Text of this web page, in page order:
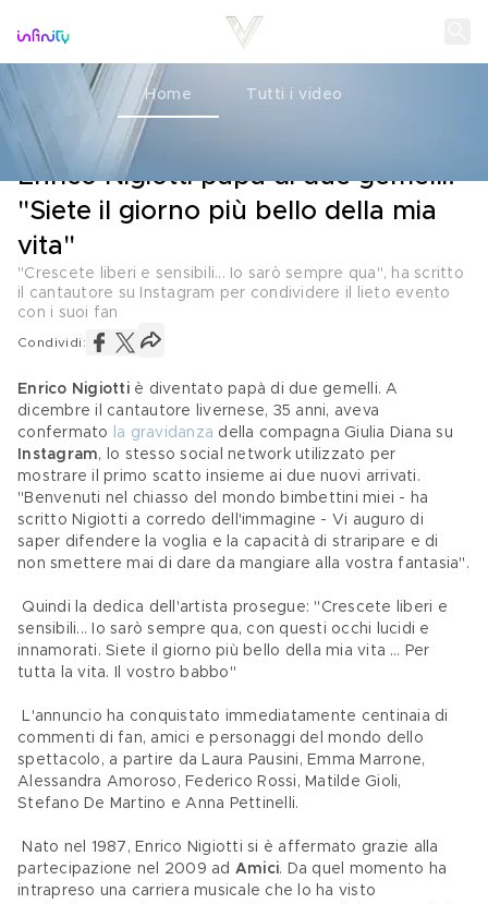
Home Tutti i video
L'ANNUNCIO
Enrico Nigiotti papà di due gemelli:
"Siete il giorno più bello della mia
vita"
"Crescete liberi e sensibili... Io sarò sempre qua", ha scritto
il cantautore su Instagram per condividere il lieto evento
con i suoi fan
Condividi:
Enrico Nigiotti è diventato papà di due gemelli. A
dicembre il cantautore livernese, 35 anni, aveva
confermato
la gravidanza della compagna Giulia Diana su
Instagram, lo stesso social network utilizzato per
mostrare il primo scatto insieme ai due nuovi arrivati.
"Benvenuti nel chiasso del mondo bimbettini miei - ha
scritto Nigiotti a corredo dell'immagine - Vi auguro di
saper difendere la voglia e la capacità di straripare e di
non smettere mai di dare da mangiare alla vostra fantasia".
sensibili... Io sarò sempre qua, con questi occhi lucidi e
innamorati. Siete il giorno più bello della mia vita … Per
tutta la vita. Il vostro babbo"
commenti di fan, amici e personaggi del mondo dello
spettacolo, a partire da Laura Pausini, Emma Marrone,
Alessandra Amoroso, Federico Rossi, Matilde Gioli,
Stefano De Martino e Anna Pettinelli.
partecipazione nel 2009 ad Amici. Da quel momento ha
intrapreso una carriera musicale che lo ha visto